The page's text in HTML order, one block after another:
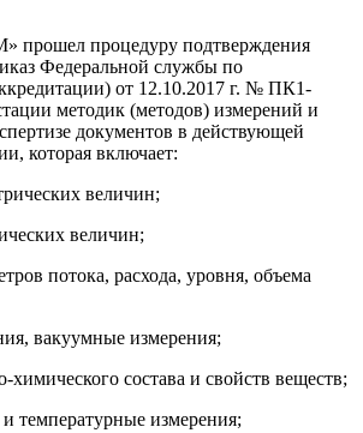
процедуру подтверждения
Федеральной службы по
от 12.10.2017 г. № ПК1-
методик (методов) измерений и
документов в действующей
которая включает:
величин;
величин;
потока, расхода, уровня, объема
вакуумные измерения;
химического состава и свойств веществ;
температурные измерения;